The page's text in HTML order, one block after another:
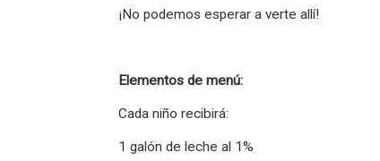
¡No podemos esperar a verte allí!
Elementos de menú:
Cada niño recibirá:
1 galón de leche al 1%